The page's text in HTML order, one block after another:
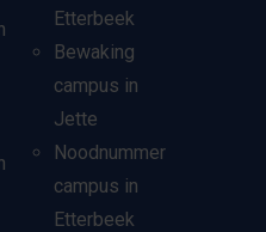
Etterbeek
Bewaking
campus in
Jette
Noodnummer
campus in
Etterbeek